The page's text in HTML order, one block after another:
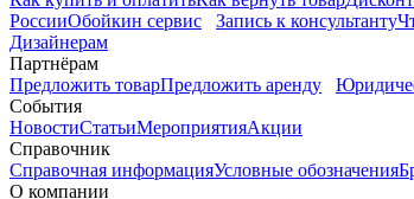
РоссииОбойкин сервис Запись к консультанту
Дизайнерам
Партнёрам
Предложить товарПредложить аренду
События
НовостиСтатьиМероприятияАкции
Справочник
Справочная информацияУсловные обозначения
О компании